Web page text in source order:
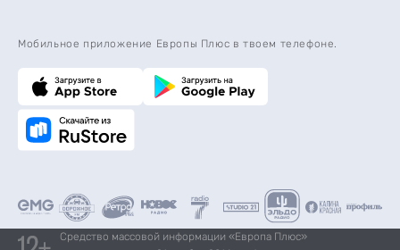
Мобильное приложение Европы Плюс в твоем телефоне.
Средство массовой информации «Европа Плюс»